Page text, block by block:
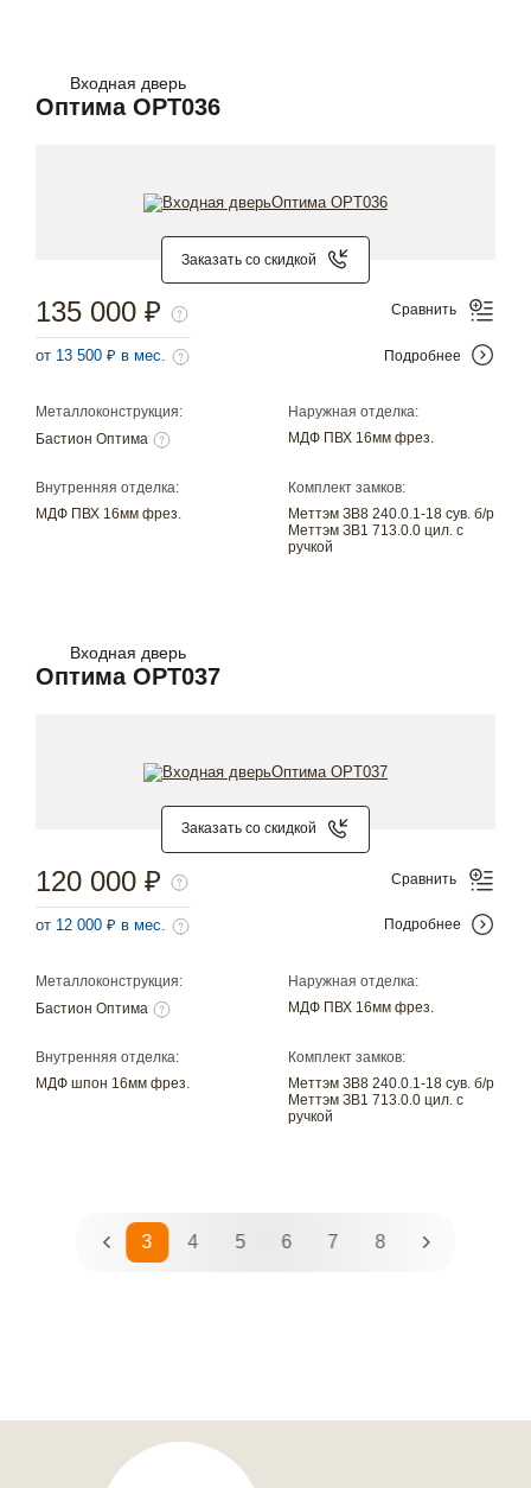
Входная дверь
Оптима OPT036
Заказать со скидкой
Металлоконструкция:
Бастион Оптима
Наружная отделка:
МДФ ПВХ 16мм фрез.
Внутренняя отделка:
МДФ ПВХ 16мм фрез.
Комплект замков:
Меттэм ЗВ8 240.0.1-18 сув. б/р
Меттэм ЗВ1 713.0.0 цил. с
ручкой
135 000 ₽
от 13 500 ₽ в мес.
Сравнить
Подробнее
Входная дверь
Оптима OPT037
Заказать со скидкой
Металлоконструкция:
Бастион Оптима
Наружная отделка:
МДФ ПВХ 16мм фрез.
Внутренняя отделка:
МДФ шпон 16мм фрез.
Комплект замков:
Меттэм ЗВ8 240.0.1-18 сув. б/р
Меттэм ЗВ1 713.0.0 цил. с
ручкой
120 000 ₽
от 12 000 ₽ в мес.
Сравнить
Подробнее
2 3 4 5 6 7 8 9